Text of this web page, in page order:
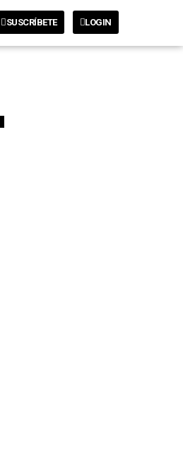
SUSCRÍBETE LOGIN